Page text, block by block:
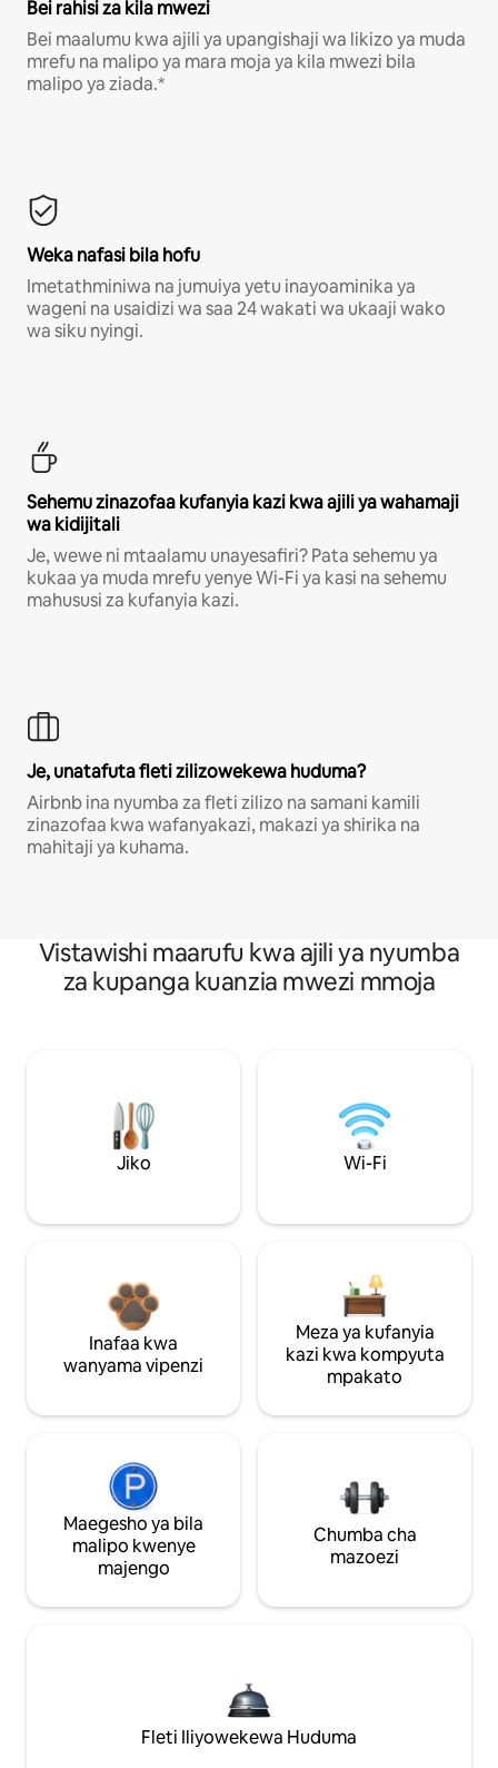
Bei rahisi za kila mwezi
Bei maalumu kwa ajili ya upangishaji wa likizo ya muda
mrefu na malipo ya mara moja ya kila mwezi bila
malipo ya ziada.*
Weka nafasi bila hofu
Imetathminiwa na jumuiya yetu inayoaminika ya
wageni na usaidizi wa saa 24 wakati wa ukaaji wako
wa siku nyingi.
Sehemu zinazofaa kufanyia kazi kwa ajili ya wahamaji
wa kidijitali
Je, wewe ni mtaalamu unayesafiri? Pata sehemu ya
kukaa ya muda mrefu yenye Wi-Fi ya kasi na sehemu
mahususi za kufanyia kazi.
Je, unatafuta fleti zilizowekewa huduma?
Airbnb ina nyumba za fleti zilizo na samani kamili
zinazofaa kwa wafanyakazi, makazi ya shirika na
mahitaji ya kuhama.
Vistawishi maarufu kwa ajili ya nyumba
za kupanga kuanzia mwezi mmoja
Jiko Wi-Fi
Inafaa kwa
wanyama vipenzi
Meza ya kufanyia
kazi kwa kompyuta
mpakato
Maegesho ya bila
malipo kwenye
majengo
Chumba cha
mazoezi
Fleti Iliyowekewa Huduma